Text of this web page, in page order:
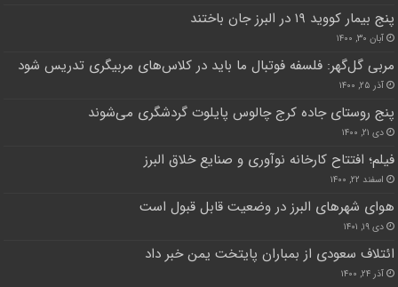
پنج بیمار کووید ۱۹ در البرز جان باختند
آبان ۳۰, ۱۴۰۰
مربی گل‌گهر: فلسفه فوتبال ما باید در کلاس‌های مربیگری تدریس شود
آذر ۲۵, ۱۴۰۰
پنج روستای جاده کرج چالوس پایلوت گردشگری می‌شوند
دی ۲۱, ۱۴۰۰
فیلم؛ افتتاح کارخانه نوآوری و صنایع خلاق البرز
اسفند ۲۲, ۱۴۰۰
هوای شهرهای البرز در وضعیت قابل قبول است
دی ۱۹, ۱۴۰۱
ائتلاف سعودی از بمباران پایتخت یمن خبر داد
آذر ۲۴, ۱۴۰۰